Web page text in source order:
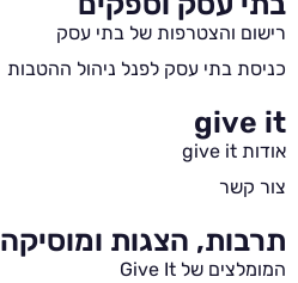
רישום והצטרפות של בתי עסק
כניסת בתי עסק לפנל ניהול ההטבות
give it
אודות give it
צור קשר
תרבות, הצגות ומוסיקה
המומלצים של Give It